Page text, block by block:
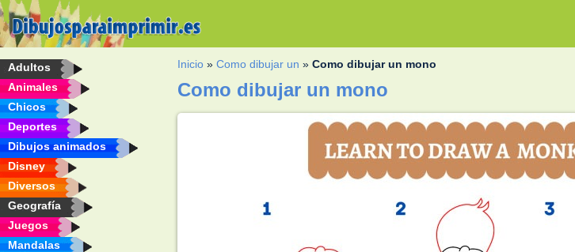
Adultos
Animales
Chicos
Deportes
Dibujos animados
Disney
Diversos
Geografía
Juegos
Mandalas
Inicio »Como dibujar un »Como dibujar un mono
Como dibujar un mono